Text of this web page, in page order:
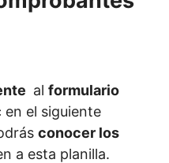
al formulario
en el siguiente
conocer los
a esta planilla.